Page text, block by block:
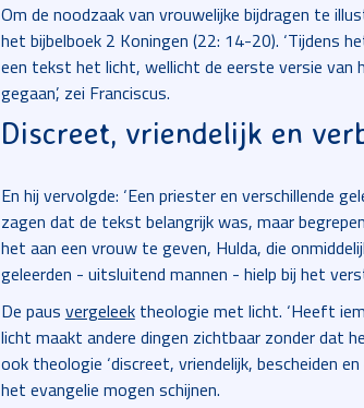
Om de noodzaak van vrouwelijke bijdragen te
het bijbelboek 2 Koningen (22: 14-20). ‘Tijdens
een tekst het licht, wellicht de eerste versie van
gegaan’, zei Franciscus.
Discreet, vriendelijk en
En hij vervolgde: ‘Een priester en verschillende
zagen dat de tekst belangrijk was, maar
het aan een vrouw te geven, Hulda, die
geleerden - uitsluitend mannen - hielp bij het
De paus vergeleektheologie met licht. ‘Heeft
licht maakt andere dingen zichtbaar zonder dat
ook theologie ‘discreet, vriendelijk, bescheiden
het evangelie mogen schijnen.